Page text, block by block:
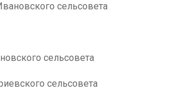
сельсовета
сельсовета
сельсовета